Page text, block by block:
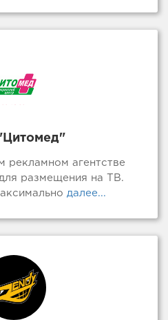
рекламном агентстве
размещения на ТВ.
далее...